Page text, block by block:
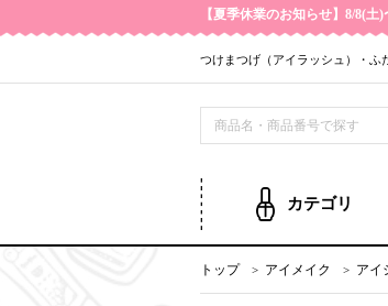
【夏季休業のお知らせ】8/8(
つけまつげ（アイラッシュ）・ふ
カテゴリ
トップ アイメイク アイ